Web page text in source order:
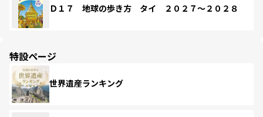
Ｄ１７ 地球の歩き方 タイ ２０２７～２０２８
特設ページ
世界遺産ランキング